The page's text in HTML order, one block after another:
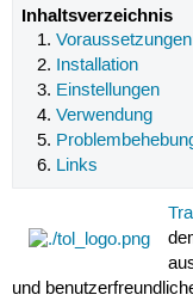
Inhaltsverzeichnis
Voraussetzungen
Installation
Einstellungen
Verwendung
Links
und